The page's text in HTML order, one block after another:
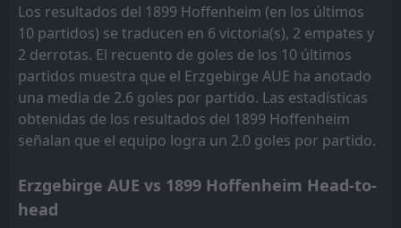
FT
13:30
18Apr
1899 Hoffenheim
Borussia Dortmund
2
1
W
18:30
10Apr
FC Augsburg
1899 Hoffenheim
2
D
FT
1899 Hoffenheim
1
Los resultados del 1899 Hoffenheim (en los últimos
10 partidos) se traducen en 6 victoria(s), 2 empates y
2 derrotas. El recuento de goles de los 10 últimos
partidos muestra que el Erzgebirge AUE ha anotado
una media de 2.6 goles por partido. Las estadísticas
obtenidas de los resultados del 1899 Hoffenheim
señalan que el equipo logra un 2.0 goles por partido.
Erzgebirge AUE vs 1899 Hoffenheim Head-to-
head